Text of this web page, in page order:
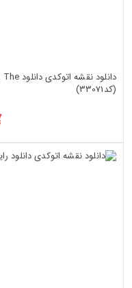
(کد33071)